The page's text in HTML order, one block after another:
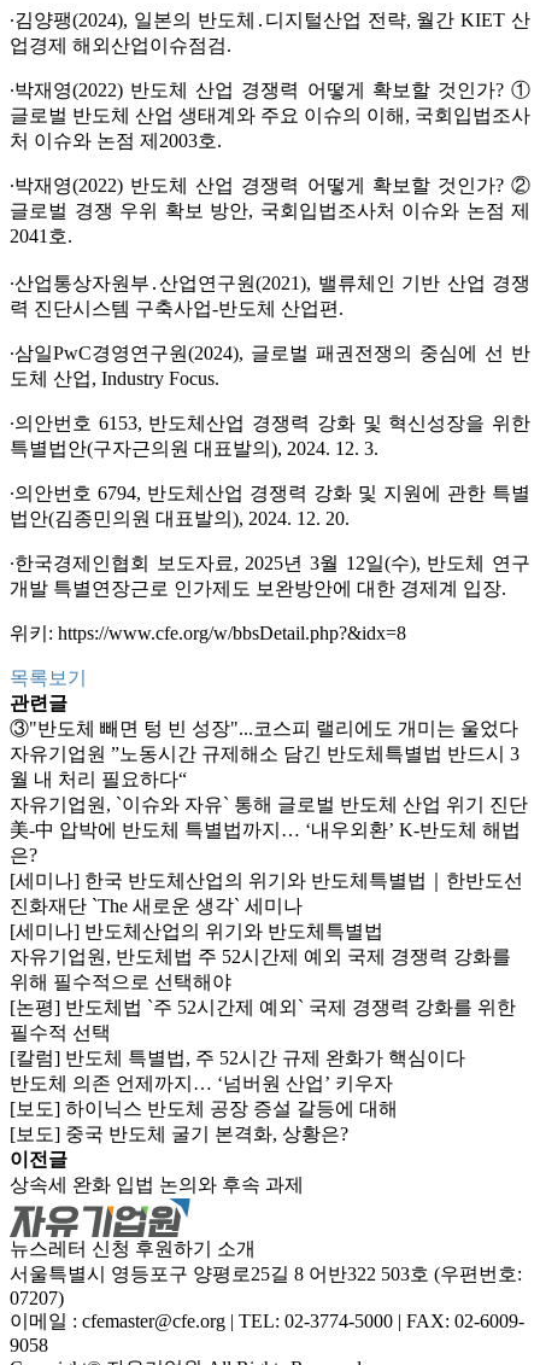
∙김양팽(2024), 일본의 반도체․디지털산업 전략, 월간 KIET 산
업경제 해외산업이슈점검.
∙박재영(2022) 반도체 산업 경쟁력 어떻게 확보할 것인가? ①
글로벌 반도체 산업 생태계와 주요 이슈의 이해, 국회입법조사
처 이슈와 논점 제2003호.
∙박재영(2022) 반도체 산업 경쟁력 어떻게 확보할 것인가? ②
글로벌 경쟁 우위 확보 방안, 국회입법조사처 이슈와 논점 제
2041호.
∙산업통상자원부․산업연구원(2021), 밸류체인 기반 산업 경쟁
력 진단시스템 구축사업-반도체 산업편.
∙삼일PwC경영연구원(2024), 글로벌 패권전쟁의 중심에 선 반
도체 산업, Industry Focus.
∙의안번호 6153, 반도체산업 경쟁력 강화 및 혁신성장을 위한
특별법안(구자근의원 대표발의), 2024. 12. 3.
∙의안번호 6794, 반도체산업 경쟁력 강화 및 지원에 관한 특별
법안(김종민의원 대표발의), 2024. 12. 20.
∙한국경제인협회 보도자료, 2025년 3월 12일(수), 반도체 연구
개발 특별연장근로 인가제도 보완방안에 대한 경제계 입장.
위키: https://www.cfe.org/w/bbsDetail.php?&idx=8
목록보기
관련글
③"반도체 빼면 텅 빈 성장"...코스피 랠리에도 개미는 울었다
자유기업원 ”노동시간 규제해소 담긴 반도체특별법 반드시 3
월 내 처리 필요하다“
자유기업원, `이슈와 자유` 통해 글로벌 반도체 산업 위기 진단
美-中 압박에 반도체 특별법까지… ‘내우외환’ K-반도체 해법
은?
[세미나] 한국 반도체산업의 위기와 반도체특별법｜한반도선
진화재단 `The 새로운 생각` 세미나
[세미나] 반도체산업의 위기와 반도체특별법
자유기업원, 반도체법 주 52시간제 예외 국제 경쟁력 강화를
위해 필수적으로 선택해야
[논평] 반도체법 `주 52시간제 예외` 국제 경쟁력 강화를 위한
필수적 선택
[칼럼] 반도체 특별법, 주 52시간 규제 완화가 핵심이다
반도체 의존 언제까지… ‘넘버원 산업’ 키우자
[보도] 하이닉스 반도체 공장 증설 갈등에 대해
[보도] 중국 반도체 굴기 본격화, 상황은?
이전글
상속세 완화 입법 논의와 후속 과제
뉴스레터 신청 후원하기
소개
서울특별시 영등포구 양평로25길 8 어반322 503호 (우편번호:
07207)
이메일 : cfemaster@cfe.org | TEL: 02-3774-5000 | FAX: 02-6009-
9058